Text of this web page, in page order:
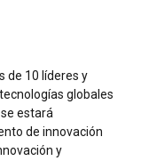
de 10 líderes y
globales
estará
de innovación
y